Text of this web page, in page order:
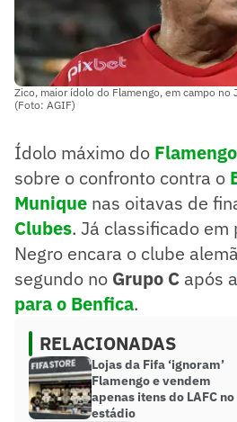
Zico, maior ídolo do Flamengo, em campo no
(Foto: AGIF)
Ídolo máximo do Flamengo
sobre o confronto contra o
Munique nas oitavas de
Clubes. Já classificado em
Negro encara o clube
segundo no Grupo C após a
para o Benfica.
RELACIONADAS
Lojas da Fifa ‘ignoram’
Flamengo e vendem
apenas itens do LAFC no
estádio